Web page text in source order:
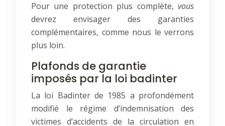
Pour une protection plus complète, vous
devrez envisager des garanties
complémentaires, comme nous le verrons
plus loin.
Plafonds de garantie
imposés par la loi badinter
La loi Badinter de 1985 a profondément
modifié le régime d’indemnisation des
victimes d’accidents de la circulation en